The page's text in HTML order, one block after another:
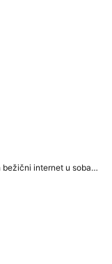
Besplatan bežični internet u sobama